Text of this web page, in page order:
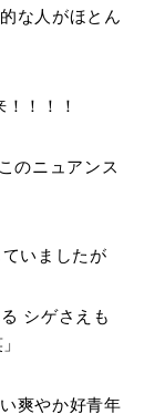
な人がほとん
！！！
のニュアンス
いましたが
シゲさえも
爽やか好青年